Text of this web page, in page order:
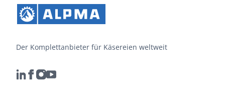
Der Komplettanbieter für Käsereien weltweit